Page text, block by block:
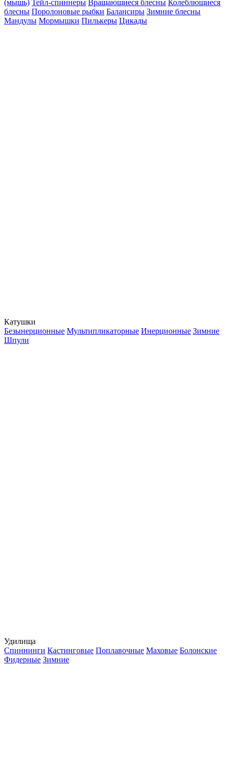
(мышь) Тейл-спиннеры Вращающиеся блесны Колеблющиеся
блесны Поролоновые рыбки Балансиры Зимние блесны
Мандулы Мормышки Пилькеры Цикады
Катушки
Безынерционные Мультипликаторные Инерционные Зимние
Шпули
Удилища
Спиннинги Кастинговые Поплавочные Маховые Болонские
Фидерные Зимние